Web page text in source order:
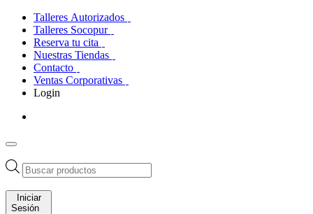
Talleres Autorizados
Talleres Socopur
Reserva tu cita
Nuestras Tiendas
Contacto
Ventas Corporativas
Login
Búsqueda
de
productos
Iniciar
Sesión